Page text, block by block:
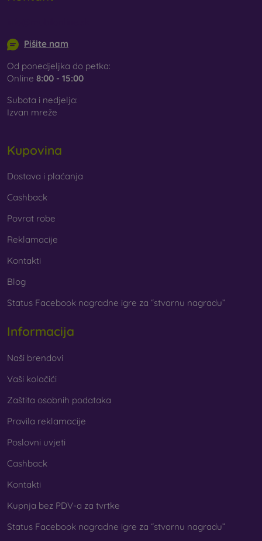
Pišite nam
Od ponedjeljka do petka:
Online 8:00 - 15:00
Subota i nedjelja:
Izvan mreže
Kupovina
Dostava i plaćanja
Cashback
Povrat robe
Reklamacije
Kontakti
Blog
Status Facebook nagradne igre za “stvarnu nagradu”
Informacija
Naši brendovi
Vaši kolačići
Zaštita osobnih podataka
Pravila reklamacije
Poslovni uvjeti
Cashback
Kontakti
Kupnja bez PDV-a za tvrtke
Status Facebook nagradne igre za “stvarnu nagradu”